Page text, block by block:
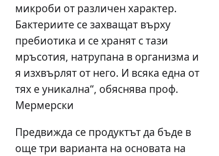
микроби от различен характер.
Бактериите се захващат върху
пребиотика и се хранят с тази
мръсотия, натрупана в организма и
я изхвърлят от него. И всяка една от
тях е уникална“, обяснява проф.
Мермерски
Предвижда се продуктът да бъде в
още три варианта на основата на